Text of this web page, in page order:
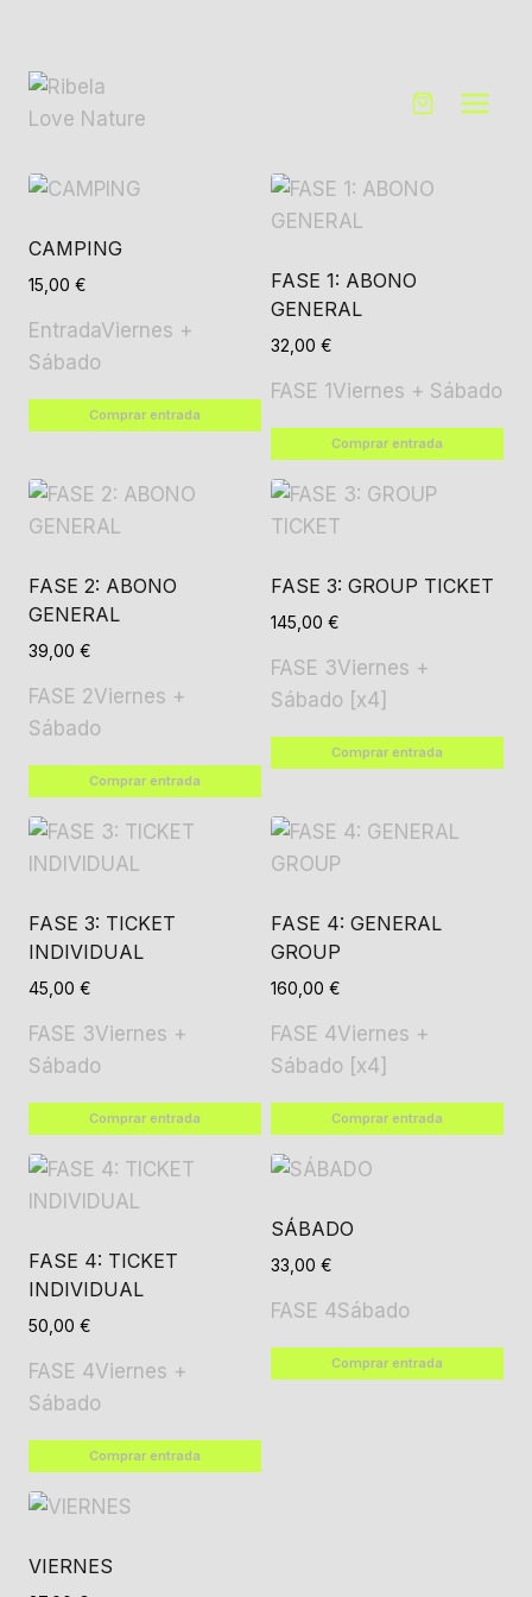
contenido
CAMPING
15,00 €
EntradaViernes +
Sábado
Comprar entrada
FASE 1: ABONO
GENERAL
32,00 €
FASE 1 Viernes + Sábado
Comprar entrada
FASE 2: ABONO
GENERAL
39,00 €
FASE 2Viernes +
Sábado
Comprar entrada
FASE 3: GROUP TICKET
145,00 €
FASE 3Viernes +
Sábado [x4]
Comprar entrada
FASE 3: TICKET
INDIVIDUAL
45,00 €
FASE 3Viernes +
Sábado
Comprar entrada
FASE 4: GENERAL
GROUP
160,00 €
FASE 4Viernes +
Sábado [x4]
Comprar entrada
FASE 4: TICKET
INDIVIDUAL
50,00 €
FASE 4Viernes +
Sábado
Comprar entrada
SÁBADO
33,00 €
FASE 4Sábado
Comprar entrada
VIERNES